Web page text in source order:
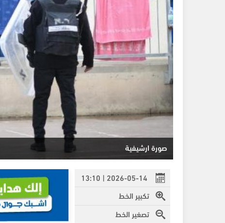
صورة ارشيفية
2026-05-14 | 13:10
تكبير الخط
تصغير الخط